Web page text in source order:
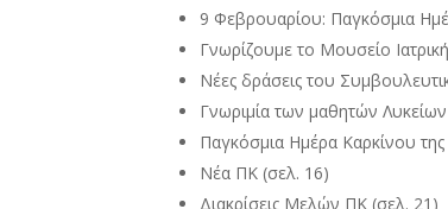
9 Φεβρουαρίου: Παγκόσμια
Γνωρίζουμε το Μουσείο
Νέες δράσεις του
Γνωριμία των μαθητών
Παγκόσμια Ημέρα Καρκίνου της
Νέα ΠΚ (σελ. 16)
Διακρίσεις Μελών ΠΚ (σελ. 21)